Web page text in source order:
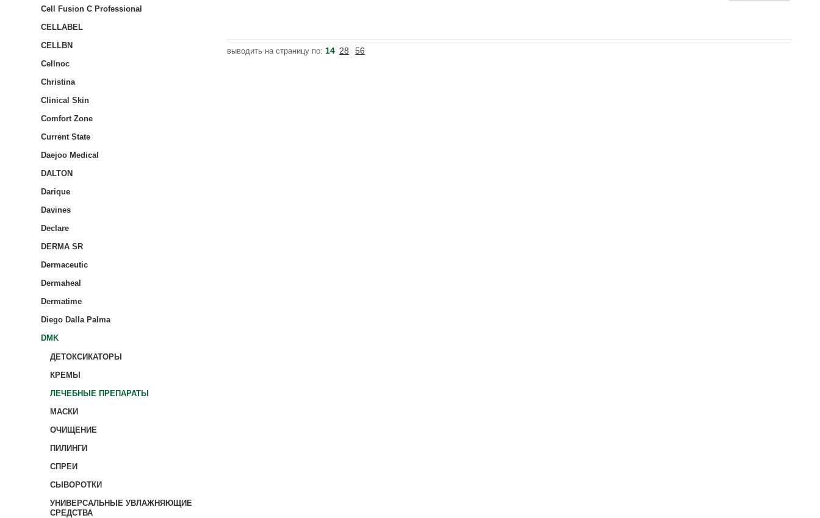
выводить на страницу по: 14 28 56
Cell Fusion C Professional
CELLABEL
CELLBN
Cellnoc
Christina
Clinical Skin
Comfort Zone
Current State
Daejoo Medical
DALTON
Darique
Davines
Declare
DERMA SR
Dermaceutic
Dermaheal
Dermatime
Diego Dalla Palma
DMK
ДЕТОКСИКАТОРЫ
КРЕМЫ
ЛЕЧЕБНЫЕ ПРЕПАРАТЫ
МАСКИ
ОЧИЩЕНИЕ
ПИЛИНГИ
СПРЕИ
СЫВОРОТКИ
УНИВЕРСАЛЬНЫЕ УВЛАЖНЯЮЩИЕ
СРЕДСТВА